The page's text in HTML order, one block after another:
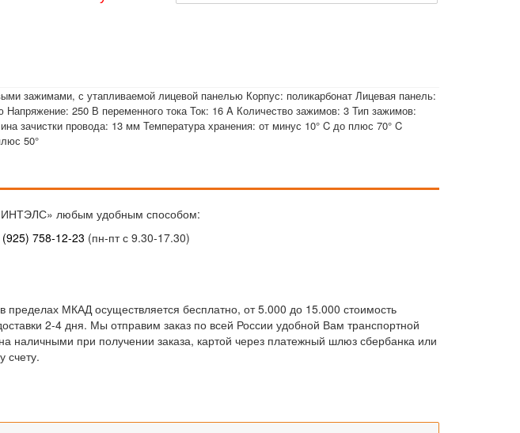
зажимами, с утапливаемой лицевой панелью Корпус: поликарбонат Лицевая панель:
Напряжение: 250 В переменного тока Ток: 16 A Количество зажимов: 3 Тип зажимов:
зачистки провода: 13 мм Температура хранения: от минус 10° C до плюс 70° C
50°
«ИНТЭЛС» любым удобным способом:
(925) 758-12-23 (пн-пт с 9.30-17.30)
пределах МКАД осуществляется бесплатно, от 5.000 до 15.000 стоимость
2-4 дня. Мы отправим заказ по всей России удобной Вам транспортной
наличными при получении заказа, картой через платежный шлюз сбербанка или
счету.